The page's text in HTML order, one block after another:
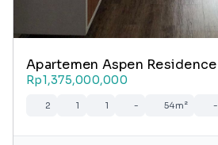
Apartemen Aspen Residence
Rp1,375,000,000
2 1 1 - 54m² -